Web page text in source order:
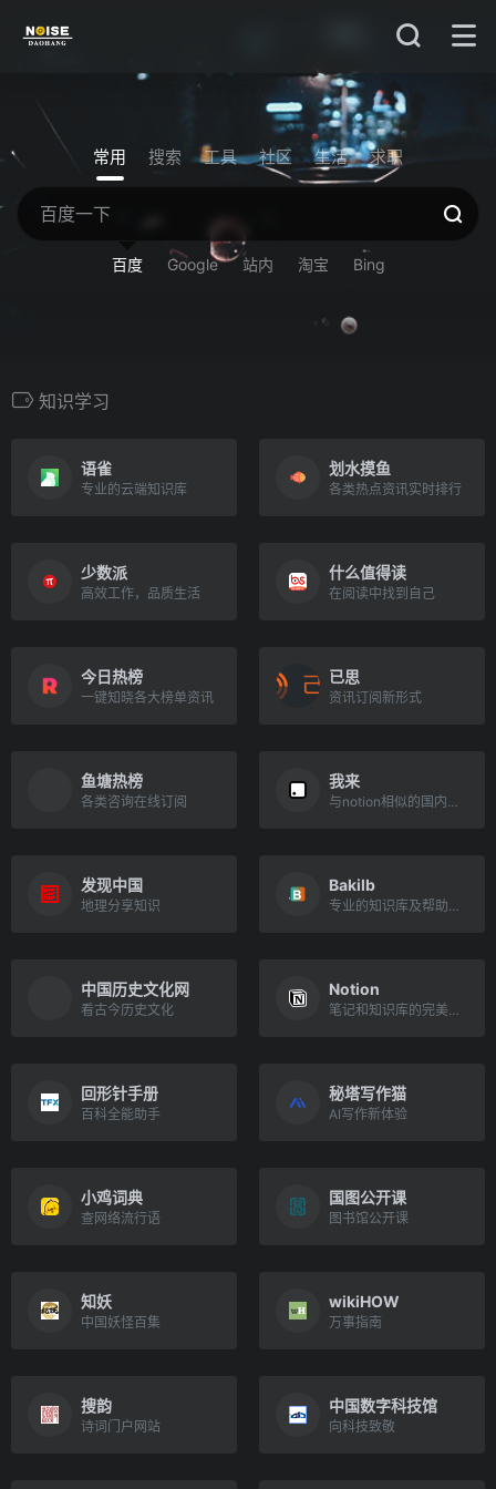
常用 搜索 工具 社区 生活 求职
百度 Google 站内 淘宝 Bing
知识学习
语雀
专业的云端知识库
划水摸鱼
各类热点资讯实时排行
少数派
高效工作，品质生活
什么值得读
在阅读中找到自己
今日热榜
一键知晓各大榜单资讯
已思
资讯订阅新形式
鱼塘热榜
各类咨询在线订阅
我来
与notion相似的国内云笔记
发现中国
地理分享知识
Bakilb
专业的知识库及帮助文档
中国历史文化网
看古今历史文化
Notion
笔记和知识库的完美融合
回形针手册
百科全能助手
秘塔写作猫
AI写作新体验
小鸡词典
查网络流行语
国图公开课
图书馆公开课
知妖
中国妖怪百集
wikiHOW
万事指南
搜韵
诗词门户网站
中国数字科技馆
向科技致敬